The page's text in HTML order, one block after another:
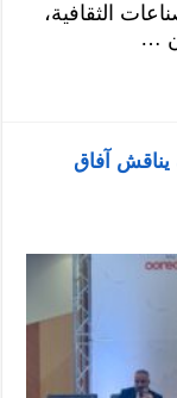
الثقافية،
…
يناقش آفاق